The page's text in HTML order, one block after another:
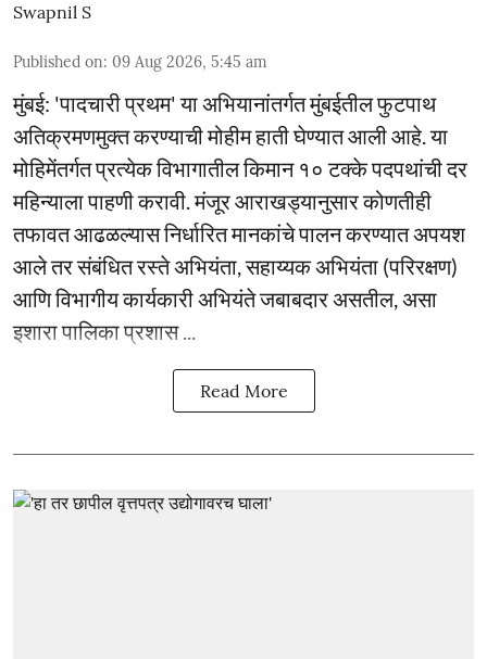
Swapnil S
Published on: 09 Aug 2026, 5:45 am
मुंबई: 'पादचारी प्रथम' या अभियानांतर्गत मुंबईतील फुटपाथ
अतिक्रमणमुक्त करण्याची मोहीम हाती घेण्यात आली आहे. या
मोहिमेंतर्गत प्रत्येक विभागातील किमान १० टक्के पदपथांची दर
महिन्याला पाहणी करावी. मंजूर आराखड्यानुसार कोणतीही
तफावत आढळल्यास निर्धारित मानकांचे पालन करण्यात अपयश
आले तर संबंधित रस्ते अभियंता, सहाय्यक अभियंता (परिरक्षण)
आणि विभागीय कार्यकारी अभियंते जबाबदार असतील, असा
इशारा पालिका प्रशास ...
Read More